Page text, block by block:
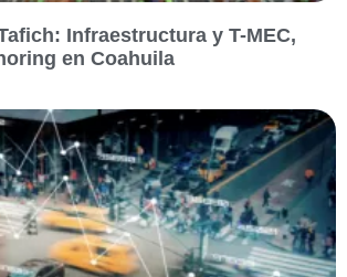
Infraestructura y T-MEC,
en Coahuila